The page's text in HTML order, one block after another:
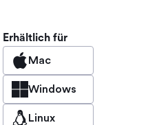
Erhältlich für
Mac
Windows
Linux